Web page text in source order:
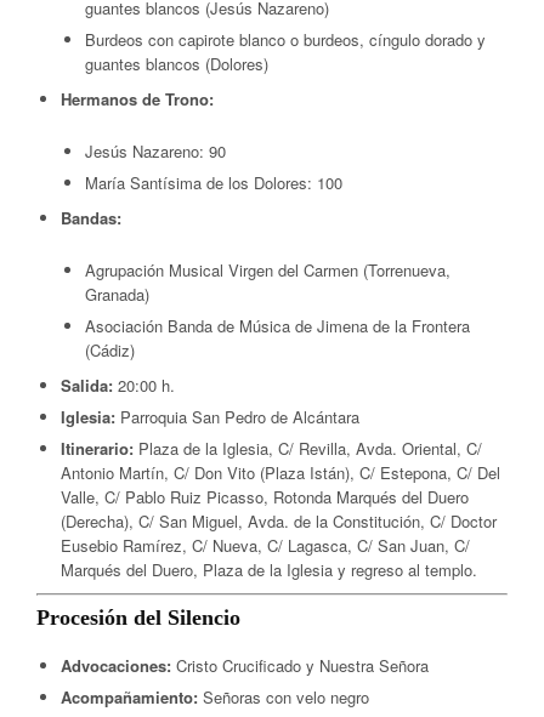
guantes blancos (Jesús Nazareno)
Burdeos con capirote blanco o burdeos, cíngulo dorado y
guantes blancos (Dolores)
Hermanos de Trono:
Jesús Nazareno: 90
María Santísima de los Dolores: 100
Bandas:
Agrupación Musical Virgen del Carmen (Torrenueva,
Granada)
Asociación Banda de Música de Jimena de la Frontera
(Cádiz)
Salida: 20:00 h.
Iglesia: Parroquia San Pedro de Alcántara
Itinerario: Plaza de la Iglesia, C/ Revilla, Avda. Oriental, C/
Antonio Martín, C/ Don Vito (Plaza Istán), C/ Estepona, C/ Del
Valle, C/ Pablo Ruiz Picasso, Rotonda Marqués del Duero
(Derecha), C/ San Miguel, Avda. de la Constitución, C/ Doctor
Eusebio Ramírez, C/ Nueva, C/ Lagasca, C/ San Juan, C/
Marqués del Duero, Plaza de la Iglesia y regreso al templo.
Procesión del Silencio
Advocaciones: Cristo Crucificado y Nuestra Señora
Acompañamiento: Señoras con velo negro